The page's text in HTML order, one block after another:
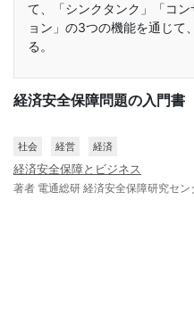
て、「シンクタンク」「コ
ョン」の3つの機能を通じて
る。
経済安全保障問題の入門書
社会 経営 経済
経済安全保障とビジネス
著者 電通総研 経済安全保障研究セン